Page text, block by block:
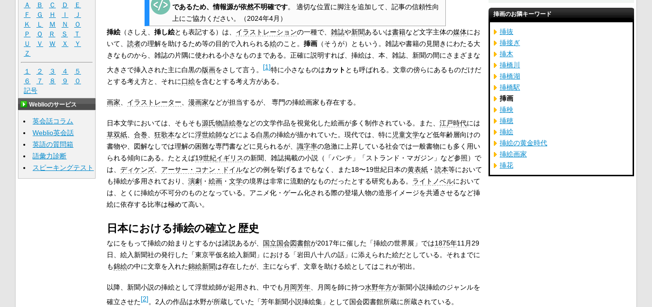
であるため、情報源が依然不明確です。
適切な位置に脚注を追加して、記事の信頼性向
上にご協力ください。
（2024年4月 ）
挿絵（さしえ、 挿し絵とも表記する）は、 イラストレーションの一種で、 雑誌や新聞あるいは書籍など文字主体の媒体にお
いて、 読者の理解を助けるため等の目的で入れられる絵のこと。 挿画（そうが）ともいう。雑誌や書籍の見開きにわたる大
きなものから、雑誌の片隅に使われる小さなものまである。正確に説明すれば、挿絵は、本、雑誌、新聞の間にさまざまな
大きさで挿入された主に白黒の版画をさして言う。 [1]特に小さなものはカット とも呼ばれる。文章の傍らにあるものだけだ
とする考え方と、それに口絵を含むとする考え方がある。
画家、 イラストレーター、 漫画家などが担当するが、 専門の挿絵画家も存在する。
日本文学においては、そもそも源氏物語絵巻などの文学作品を視覚化した絵画が多く制作されている。また、 江戸時代には
草双紙、 合巻、 狂歌本などに浮世絵師などによる白黒の挿絵が描かれていた。現代では、特に児童文学など低年齢層向けの
書物や、図解なしでは理解の困難な専門書などに見られるが、 識字率の急激に上昇している社会では一般書物にも多く用い
られる傾向にある。たとえば19世紀イギリスの新聞、雑誌掲載の小説（「パンチ」「ストランド・マガジン」など参照）で
は、 ディケンズ、 アーサー・コナン・ドイルなどの例を挙げるまでもなく、また18〜19世紀日本の黄表紙・ 読本等において
も挿絵が多用されており、 演劇 ・ 絵画・ 文学の境界は非常に流動的なものだったとする研究もある。 ライトノベルにおいて
は、とくに挿絵が不可分のものとなっている。アニメ化・ゲーム化される際の登場人物の造形イメージを共通させるなど挿
絵に依存する比率は極めて高い。
日本における挿絵の確立と歴史
なにをもって挿絵の始まりとするかは諸説あるが、 国立国会図書館が2017年に催した「挿絵の世界展」では1875年11月29
日、絵入新聞社の発行した「東京平仮名絵入新聞」における「岩田八十八の話」に添えられた絵だとしている。それまでに
も錦絵の中に文章を入れた錦絵新聞は存在したが、主にならず、文章を助ける絵としてはこれが初出。
以降、新聞小説の挿絵として浮世絵師が起用され、中でも 月岡芳年、月岡を師に持つ水野年方が新聞小説挿絵のジャンルを
確立させた[2]。2人の作品は水野が所蔵していた「芳年新聞小説挿絵集」として国会図書館所蔵に所蔵されている。
Ａ Ｂ Ｃ Ｄ
Ｅ
Ｆ
Ｇ Ｈ Ｉ
Ｊ
Ｋ
Ｌ Ｍ Ｎ
Ｏ
Ｐ
Ｑ Ｒ Ｓ
Ｔ
Ｕ
Ｖ Ｗ Ｘ
Ｙ
Ｚ
１ ２ ３ ４
５
６
７ ８ ９
０
記号
Weblioのサービス
英会話コラム
Weblio英会話
英語の質問箱
語彙力診断
スピーキングテスト
挿画のお隣キーワード
挿抜
挿接ぎ
挿木
挿橋川
挿橋湖
挿橋駅
挿画
挿秧
挿穂
挿絵
挿絵の黄金時代
挿絵画家
挿花